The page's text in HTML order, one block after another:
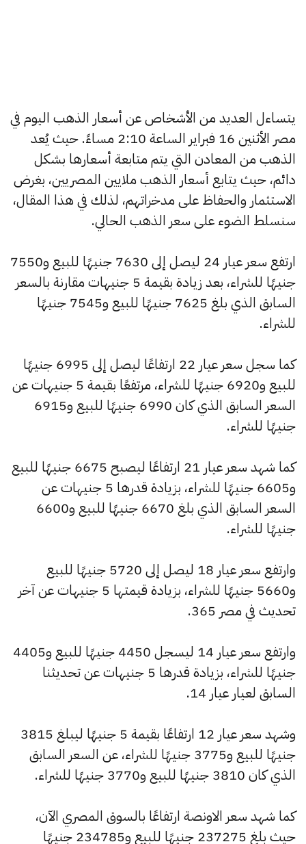
يتساءل العديد من الأشخاص عن أسعار الذهب اليوم في
مصر الأثنين 16 فبراير الساعة 2:10 مساءً. حيث يُعد
الذهب من المعادن التي يتم متابعة أسعارها بشكل
دائم، حيث يتابع أسعار الذهب ملايين المصريين، بغرض
الاستثمار والحفاظ على مدخراتهم، لذلك في هذا المقال،
سنسلط الضوء على سعر الذهب الحالي.
ارتفع سعر عيار 24 ليصل إلى 7630 جنيهًا للبيع و7550
جنيهًا للشراء، بعد زيادة بقيمة 5 جنيهات مقارنة بالسعر
السابق الذي بلغ 7625 جنيهًا للبيع و7545 جنيهًا
للشراء.
كما سجل سعر عيار 22 ارتفاعًا ليصل إلى 6995 جنيهًا
للبيع و6920 جنيهًا للشراء، مرتفعًا بقيمة 5 جنيهات عن
السعر السابق الذي كان 6990 جنيهًا للبيع و6915
جنيهًا للشراء.
كما شهد سعر عيار 21 ارتفاعًا ليصبح 6675 جنيهًا للبيع
و6605 جنيهًا للشراء، بزيادة قدرها 5 جنيهات عن
السعر السابق الذي بلغ 6670 جنيهًا للبيع و6600
جنيهًا للشراء.
وارتفع سعر عيار 18 ليصل إلى 5720 جنيهًا للبيع
و5660 جنيهًا للشراء، بزيادة قيمتها 5 جنيهات عن آخر
تحديث في مصر 365.
وارتفع سعر عيار 14 ليسجل 4450 جنيهًا للبيع و4405
جنيهًا للشراء، بزيادة قدرها 5 جنيهات عن تحديثنا
السابق لعيار عيار 14.
وشهد سعر عيار 12 ارتفاعًا بقيمة 5 جنيهًا ليبلغ 3815
جنيهًا للبيع و3775 جنيهًا للشراء، عن السعر السابق
الذي كان 3810 جنيهًا للبيع و3770 جنيهًا للشراء.
كما شهد سعر الاونصة ارتفاعًا بالسوق المصري الآن،
حيث بلغ 237275 جنيهًا للبيع و234785 جنيهًا